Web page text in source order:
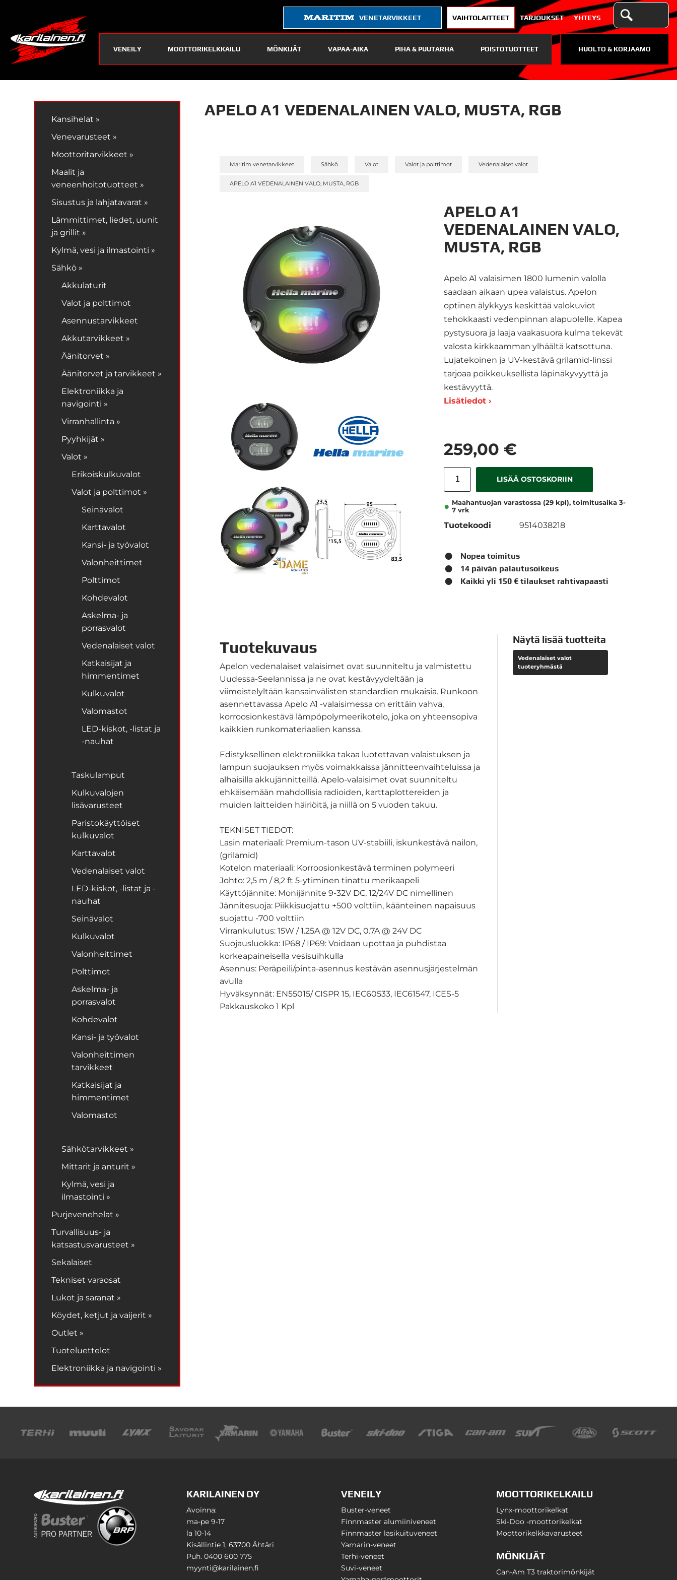
VENETARVIKKEET VAIHTOLAITTEET TARJOUKSET YHTEYS
VENEILY MOOTTORIKELKKAILU MÖNKIJÄT VAPAA-AIKA PIHA & PUUTARHA POISTOTUOTTEET HUOLTO & KORJAAMO
Kansihelat »
Venevarusteet »
Moottoritarvikkeet »
Maalit ja
veneenhoitotuotteet »
Sisustus ja lahjatavarat »
Lämmittimet, liedet, uunit
ja grillit »
Kylmä, vesi ja ilmastointi »
Sähkö »
Akkulaturit
Valot ja polttimot
Asennustarvikkeet
Akkutarvikkeet »
Äänitorvet »
Äänitorvet ja tarvikkeet »
Elektroniikka ja
navigointi »
Virranhallinta »
Pyyhkijät »
Valot »
Erikoiskulkuvalot
Valot ja polttimot »
Seinävalot
Karttavalot
Kansi- ja työvalot
Valonheittimet
Polttimot
Kohdevalot
Askelma- ja
porrasvalot
Vedenalaiset valot
Katkaisijat ja
himmentimet
Kulkuvalot
Valomastot
LED-kiskot, -listat ja
-nauhat
Taskulamput
Kulkuvalojen
lisävarusteet
Paristokäyttöiset
kulkuvalot
Karttavalot
Vedenalaiset valot
LED-kiskot, -listat ja -
nauhat
Seinävalot
Kulkuvalot
Valonheittimet
Polttimot
Askelma- ja
porrasvalot
Kohdevalot
Kansi- ja työvalot
Valonheittimen
tarvikkeet
Katkaisijat ja
himmentimet
Valomastot
Sähkötarvikkeet »
Mittarit ja anturit »
Kylmä, vesi ja
ilmastointi »
Purjevenehelat »
Turvallisuus- ja
katsastusvarusteet »
Sekalaiset
Tekniset varaosat
Lukot ja saranat »
Köydet, ketjut ja vaijerit »
Outlet »
Tuoteluettelot
Elektroniikka ja navigointi »
APELO A1 VEDENALAINEN VALO, MUSTA, RGB
Maritim venetarvikkeet Sähkö Valot Valot ja polttimot Vedenalaiset valot
APELO A1 VEDENALAINEN VALO, MUSTA, RGB
APELO A1
VEDENALAINEN VALO,
MUSTA, RGB
Apelo A1 valaisimen 1800 lumenin valolla
saadaan aikaan upea valaistus. Apelon
optinen älykkyys keskittää valokuviot
tehokkaasti vedenpinnan alapuolelle. Kapea
pystysuora ja laaja vaakasuora kulma tekevät
valosta kirkkaamman ylhäältä katsottuna.
Lujatekoinen ja UV-kestävä grilamid-linssi
tarjoaa poikkeuksellista läpinäkyvyyttä ja
kestävyyttä.
Lisätiedot ›
259,00 €
LISÄÄ OSTOSKORIIN
Maahantuojan varastossa (29 kpl), toimitusaika 3-
7 vrk
Tuotekoodi 9514038218
Nopea toimitus
14 päivän palautusoikeus
Kaikki yli 150 € tilaukset rahtivapaasti
Tuotekuvaus
Apelon vedenalaiset valaisimet ovat suunniteltu ja valmistettu
Uudessa-Seelannissa ja ne ovat kestävyydeltään ja
viimeistelyltään kansainvälisten standardien mukaisia. Runkoon
asennettavassa Apelo A1 -valaisimessa on erittäin vahva,
korroosionkestävä lämpöpolymeerikotelo, joka on yhteensopiva
kaikkien runkomateriaalien kanssa.
Edistyksellinen elektroniikka takaa luotettavan valaistuksen ja
lampun suojauksen myös voimakkaissa jännitteenvaihteluissa ja
alhaisilla akkujännitteillä. Apelo-valaisimet ovat suunniteltu
ehkäisemään mahdollisia radioiden, karttaplottereiden ja
muiden laitteiden häiriöitä, ja niillä on 5 vuoden takuu.
TEKNISET TIEDOT:
Lasin materiaali: Premium-tason UV-stabiili, iskunkestävä nailon,
(grilamid)
Kotelon materiaali: Korroosionkestävä terminen polymeeri
Johto: 2,5 m / 8,2 ft 5-ytiminen tinattu merikaapeli
Käyttöjännite: Monijännite 9-32V DC, 12/24V DC nimellinen
Jännitesuoja: Piikkisuojattu +500 volttiin, käänteinen napaisuus
suojattu -700 volttiin
Virrankulutus: 15W / 1.25A @ 12V DC, 0.7A @ 24V DC
Suojausluokka: IP68 / IP69: Voidaan upottaa ja puhdistaa
korkeapaineisella vesisuihkulla
Asennus: Peräpeili/pinta-asennus kestävän asennusjärjestelmän
avulla
Hyväksynnät: EN55015/ CISPR 15, IEC60533, IEC61547, ICES-5
Pakkauskoko 1 Kpl
Näytä lisää tuotteita
Vedenalaiset valot
tuoteryhmästä
KARILAINEN OY
Avoinna:
ma-pe 9-17
la 10-14
Kisällintie 1, 63700 Ähtäri
Puh. 0400 600 775
myynti@karilainen.fi
VENEILY
Buster-veneet
Finnmaster alumiiniveneet
Finnmaster lasikuituveneet
Yamarin-veneet
Terhi-veneet
Suvi-veneet
MOOTTORIKELKAILU
Lynx-moottorikelkat
Ski-Doo -moottorikelkat
Moottorikelkkavarusteet
MÖNKIJÄT
Can-Am T3 traktorimönkijät